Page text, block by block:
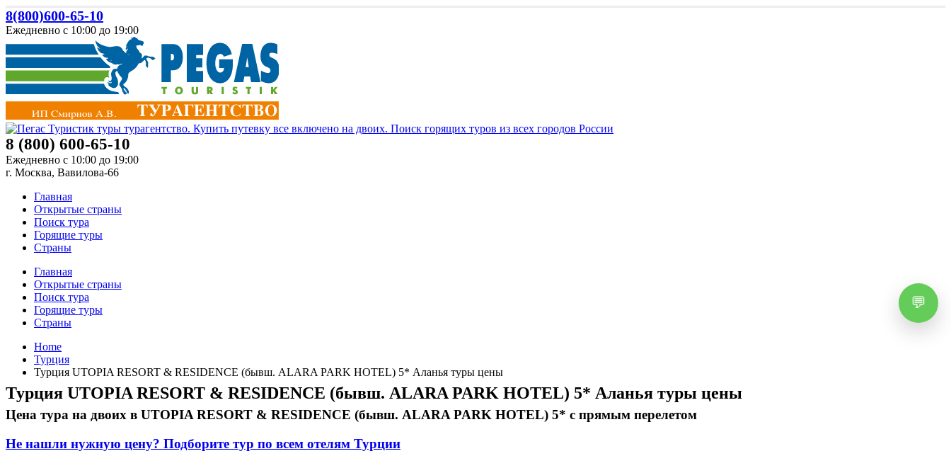
8(800)600-65-10
Ежедневно с 10:00 до 19:00
8 (800) 600-65-10
Ежедневно с 10:00 до 19:00
г. Москва, Вавилова-66
Главная
Открытые страны
Поиск тура
Горящие туры
Страны
Главная
Открытые страны
Поиск тура
Горящие туры
Страны
Home
Турция
Турция UTOPIA RESORT & RESIDENCE (бывш. ALARA PARK HOTEL) 5* Аланья туры цены
Турция UTOPIA RESORT & RESIDENCE (бывш. ALARA PARK HOTEL) 5* Аланья туры цены
Цена тура на двоих в UTOPIA RESORT & RESIDENCE (бывш. ALARA PARK HOTEL) 5* с прямым перелетом
Не нашли нужную цену? Подборите тур по всем отелям Турции